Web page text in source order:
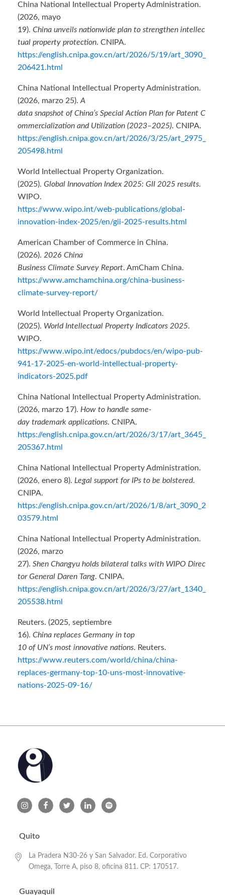
China National Intellectual Property Administration.
(2026, mayo
19). China unveils nationwide plan to strengthen intellec
tual property protection. CNIPA.
https://english.cnipa.gov.cn/art/2026/5/19/art_3090_
206421.html
China National Intellectual Property Administration.
(2026, marzo 25). A
data snapshot of China’s Special Action Plan for Patent C
ommercialization and Utilization (2023–2025). CNIPA.
https://english.cnipa.gov.cn/art/2026/3/25/art_2975_
205498.html
World Intellectual Property Organization.
(2025). Global Innovation Index 2025: GII 2025 results.
WIPO.
https://www.wipo.int/web-publications/global-
innovation-index-2025/en/gii-2025-results.html
American Chamber of Commerce in China.
(2026). 2026 China
Business Climate Survey Report. AmCham China.
https://www.amchamchina.org/china-business-
climate-survey-report/
World Intellectual Property Organization.
(2025). World Intellectual Property Indicators 2025.
WIPO.
https://www.wipo.int/edocs/pubdocs/en/wipo-pub-
941-17-2025-en-world-intellectual-property-
indicators-2025.pdf
China National Intellectual Property Administration.
(2026, marzo 17). How to handle same-
day trademark applications. CNIPA.
https://english.cnipa.gov.cn/art/2026/3/17/art_3645_
205367.html
China National Intellectual Property Administration.
(2026, enero 8). Legal support for IPs to be bolstered.
CNIPA.
https://english.cnipa.gov.cn/art/2026/1/8/art_3090_2
03579.html
China National Intellectual Property Administration.
(2026, marzo
27). Shen Changyu holds bilateral talks with WIPO Direc
tor General Daren Tang. CNIPA.
https://english.cnipa.gov.cn/art/2026/3/27/art_1340_
205538.html
Reuters. (2025, septiembre
16). China replaces Germany in top
10 of UN’s most innovative nations. Reuters.
https://www.reuters.com/world/china/china-
replaces-germany-top-10-uns-most-innovative-
nations-2025-09-16/
Quito
La Pradera N30-26 y San Salvador. Ed. Corporativo
Omega, Torre A, piso 8, oficina 811. CP: 170517.
Guayaquil